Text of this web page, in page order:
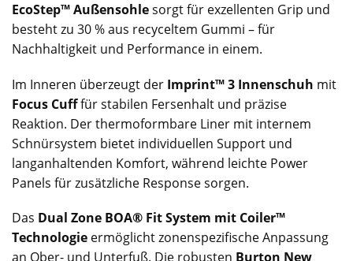
EcoStep™ Außensohlesorgt für exzellenten Grip und
besteht zu 30 % aus recyceltem Gummi – für
Nachhaltigkeit und Performance in einem.
Im Inneren überzeugt der Imprint™ 3 Innenschuh mit
Focus Cufffür stabilen Fersenhalt und präzise
Reaktion. Der thermoformbare Liner mit internem
Schnürsystem bietet individuellen Support und
langanhaltenden Komfort, während leichte Power
Panels für zusätzliche Response sorgen.
Das Dual Zone BOA® Fit System mit Coiler™
Technologie ermöglicht zonenspezifische Anpassung
an Ober- und Unterfuß. Die robusten Burton New